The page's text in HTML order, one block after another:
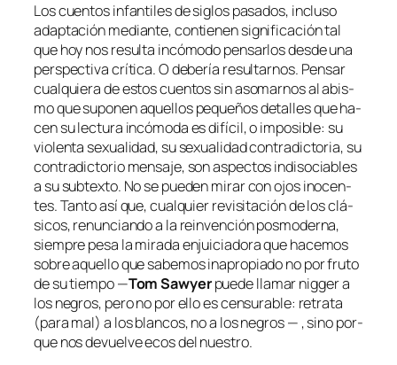
Los cuen­tos in­fan­ti­les de si­glos pa­sa­dos, in­clu­so
adap­ta­ción me­dian­te, con­tie­nen sig­ni­fi­ca­ción tal
que hoy nos re­sul­ta in­có­mo­do pen­sar­los des­de una
pers­pec­ti­va crí­ti­ca. O de­be­ría re­sul­tar­nos. Pensar
cual­quie­ra de es­tos cuen­tos sin aso­mar­nos al abis­
mo que su­po­nen aque­llos pe­que­ños de­ta­lles que ha­
cen su lec­tu­ra in­có­mo­da es di­fí­cil, o im­po­si­ble: su
vio­len­ta se­xua­li­dad, su se­xua­li­dad con­tra­dic­to­ria, su
con­tra­dic­to­rio men­sa­je, son as­pec­tos in­di­so­cia­bles
a su sub­tex­to. No se pue­den mi­rar con ojos ino­cen­
tes. Tanto así que, cual­quier re­vi­si­ta­ción de los clá­
si­cos, re­nun­cian­do a la re­in­ven­ción pos­mo­der­na,
siem­pre pe­sa la mi­ra­da en­jui­cia­do­ra que ha­ce­mos
so­bre aque­llo que sa­be­mos inapro­pia­do no por fru­to
de su tiem­po —Tom Sawyerpue­de lla­marnig­gera
los ne­gros, pe­ro no por ello es cen­su­ra­ble: re­tra­ta
(pa­ra mal) a los blan­cos, no a los ne­gros — , sino por­
que nos de­vuel­ve ecos del nuestro.